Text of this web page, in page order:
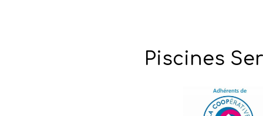
Piscines